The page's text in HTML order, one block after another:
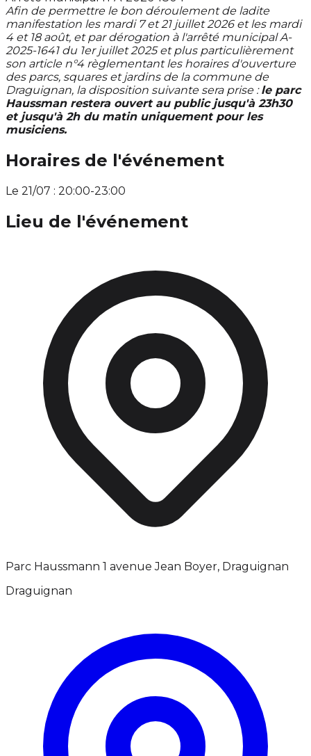
Afin de permettre le bon déroulement de ladite
manifestation les mardi 7 et 21 juillet 2026 et les mardi
4 et 18 août, et par dérogation à l'arrêté municipal A-
2025-1641 du 1er juillet 2025 et plus particulièrement
son article n°4 règlementant les horaires d'ouverture
des parcs, squares et jardins de la commune de
Draguignan, la disposition suivante sera prise : le parc
Haussman restera ouvert au public jusqu'à 23h30
et jusqu'à 2h du matin uniquement pour les
musiciens.
Horaires de l'événement
Le 21/07 : 20:00-23:00
Lieu de l'événement
Parc Haussmann 1 avenue Jean Boyer, Draguignan
Draguignan